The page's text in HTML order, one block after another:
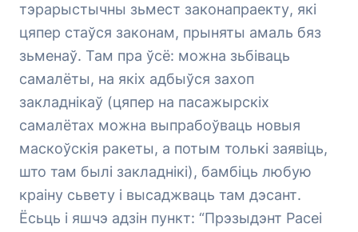
тэрарыстычны зьмест законапраекту, які
цяпер стаўся законам, прыняты амаль бяз
зьменаў. Там пра ўсё: можна зьбіваць
самалёты, на якіх адбыўся захоп
закладнікаў (цяпер на пасажырскіх
самалётах можна выпрабоўваць новыя
маскоўскія ракеты, а потым толькі заявіць,
што там былі закладнікі), бамбіць любую
краіну сьвету і высаджваць там дэсант.
Ёсьць і яшчэ адзін пункт: “Прэзыдэнт Расеі